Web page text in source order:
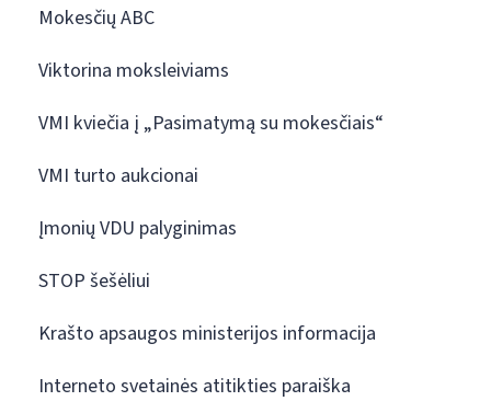
Mokesčių ABC
Viktorina moksleiviams
VMI kviečia į „Pasimatymą su mokesčiais“
VMI turto aukcionai
Įmonių VDU palyginimas
STOP šešėliui
Krašto apsaugos ministerijos informacija
Interneto svetainės atitikties paraiška